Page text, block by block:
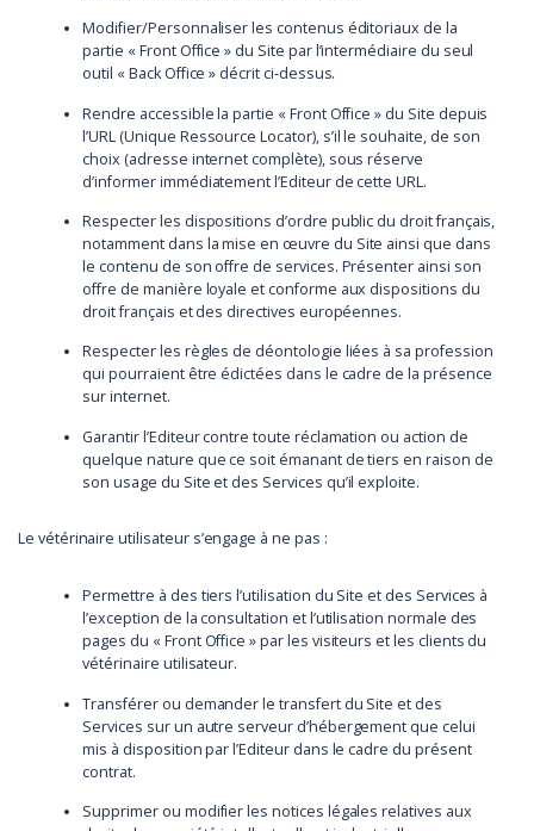
Modifier/Personnaliser les contenus éditoriaux de la
partie « Front Office » du Site par l’intermédiaire du seul
outil « Back Office » décrit ci-dessus.
Rendre accessible la partie « Front Office » du Site depuis
l’URL (Unique Ressource Locator), s’il le souhaite, de son
choix (adresse internet complète), sous réserve
d’informer immédiatement l’Editeur de cette URL.
Respecter les dispositions d’ordre public du droit français,
notamment dans la mise en œuvre du Site ainsi que dans
le contenu de son offre de services. Présenter ainsi son
offre de manière loyale et conforme aux dispositions du
droit français et des directives européennes.
Respecter les règles de déontologie liées à sa profession
qui pourraient être édictées dans le cadre de la présence
sur internet.
Garantir l’Editeur contre toute réclamation ou action de
quelque nature que ce soit émanant de tiers en raison de
son usage du Site et des Services qu’il exploite.
Le vétérinaire utilisateur s’engage à ne pas :
Permettre à des tiers l’utilisation du Site et des Services à
l’exception de la consultation et l’utilisation normale des
pages du « Front Office » par les visiteurs et les clients du
vétérinaire utilisateur.
Transférer ou demander le transfert du Site et des
Services sur un autre serveur d’hébergement que celui
mis à disposition par l’Editeur dans le cadre du présent
contrat.
Supprimer ou modifier les notices légales relatives aux